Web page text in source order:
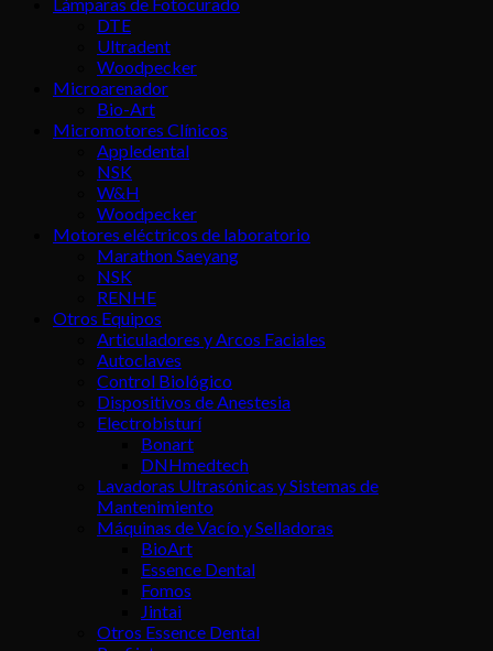
DTE
Ultradent
Woodpecker
Microarenador
Bio-Art
Micromotores Clínicos
Appledental
NSK
W&H
Woodpecker
Motores eléctricos de laboratorio
Marathon Saeyang
NSK
RENHE
Otros Equipos
Articuladores y Arcos Faciales
Autoclaves
Control Biológico
Dispositivos de Anestesia
Electrobisturí
Bonart
DNHmedtech
Lavadoras Ultrasónicas y Sistemas de
Mantenimiento
Máquinas de Vacío y Selladoras
BioArt
Essence Dental
Fomos
Jintai
Otros Essence Dental